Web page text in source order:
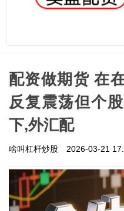
配资做期货 在
反复震荡但个
下,外汇配
啥叫杠杆炒股 2026-03-21